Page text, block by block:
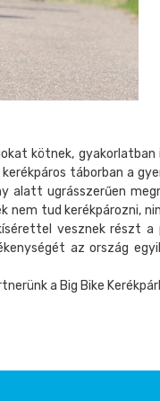
kötnek,
táborban a
alatt ugrásszerűen
tud kerékpározni,
vesznek részt a
az ország
a Big Bike